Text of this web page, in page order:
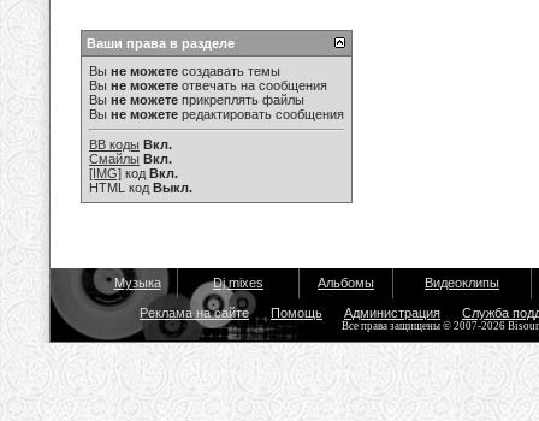
Ваши права в разделе
Вы не можете создавать темы
Вы не можете отвечать на сообщения
Вы не можете прикреплять файлы
Вы не можете редактировать сообщения
BB коды Вкл.
Смайлы Вкл.
[IMG] код Вкл.
HTML код Выкл.
Музыка Dj mixes Альбомы Видеоклипы
Реклама на сайте Помощь Администрация Служба
Все права защищены © 2007-2026